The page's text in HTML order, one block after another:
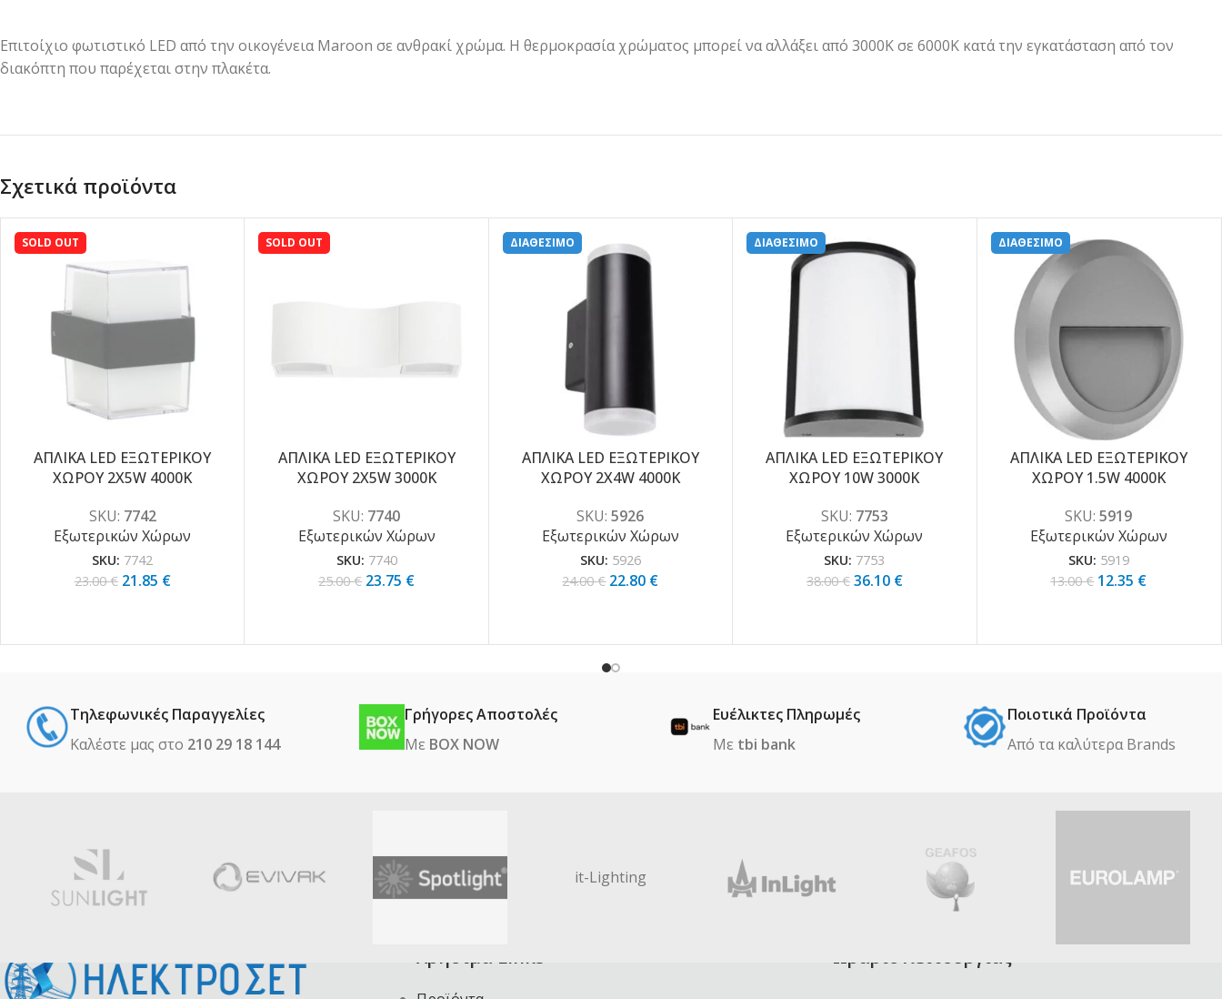
Επιτοίχιο φωτιστικό LED από την οικογένεια Maroon σε ανθρακί χρώμα. Η θερμοκρασία χρώματος μπορεί να αλλάξει από 3000K σε 6000K κατά την εγκατάσταση από τον
διακόπτη που παρέχεται στην πλακέτα.
Σχετικά προϊόντα
-5%
SOLD OUT
ΑΠΛΙΚΑ LED ΕΞΩΤΕΡΙΚΟΥ
ΧΩΡΟΥ 2X5W 4000K
SKU: 7742
Εξωτερικών Χώρων
SKU: 7742
23.00€ 21.85 €
-5%
SOLD OUT
ΑΠΛΙΚΑ LED ΕΞΩΤΕΡΙΚΟΥ
ΧΩΡΟΥ 2X5W 3000K
SKU: 7740
Εξωτερικών Χώρων
SKU: 7740
25.00€ 23.75 €
-5%
ΔΙΑΘΕΣΙΜΟ
ΑΠΛΙΚΑ LED ΕΞΩΤΕΡΙΚΟΥ
ΧΩΡΟΥ 2X4W 4000K
SKU:5926
Εξωτερικών Χώρων
SKU: 5926
24.00€ 22.80 €
-5%
ΔΙΑΘΕΣΙΜΟ
ΑΠΛΙΚΑ LED ΕΞΩΤΕΡΙΚΟΥ
ΧΩΡΟΥ 10W 3000K
SKU: 7753
Εξωτερικών Χώρων
SKU: 7753
38.00€ 36.10 €
-5%
ΔΙΑΘΕΣΙΜΟ
ΑΠΛΙΚΑ LED ΕΞΩΤΕΡΙΚΟΥ
ΧΩΡΟΥ 1.5W 4000K
SKU:5919
Εξωτερικών Χώρων
SKU: 5919
13.00€ 12.35 €
Τηλεφωνικές Παραγγελίες
Καλέστε μας στο 210 29 18 144
Γρήγορες Αποστολές
Με BOX NOW
Ευέλικτες Πληρωμές
Με tbi bank
Ποιοτικά Προϊόντα
Από τα καλύτερα Βrands
it-Lighting
Χρήσιμα Links Ωράριο λειτουργίας